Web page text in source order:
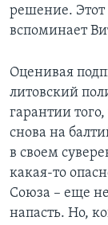
решение. Этот
вспоминает
Оценивая
литовский
гарантии
снова на
в своем
какая-то
Союза – еще
напасть. Но,